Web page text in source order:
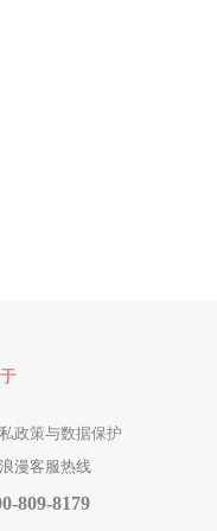
政策与数据保护
漫客服热线
809-8179